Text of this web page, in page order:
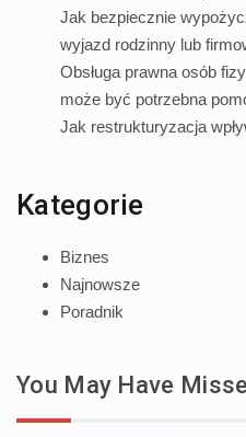
Jak bezpiecznie
wyjazd rodzinny lub
Obsługa prawna osób
może być potrzebna
Jak restrukturyzacja
Kategorie
Biznes
Najnowsze
Poradnik
You May Have